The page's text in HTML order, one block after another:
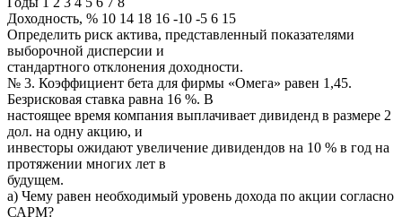
Доходность, % 10 14 18 16 -10 -5 6 15
Определить риск актива, представленный показателями
выборочной дисперсии и
стандартного отклонения доходности.
№ 3. Коэффициент бета для фирмы «Омега» равен 1,45.
Безрисковая ставка равна 16 %. В
настоящее время компания выплачивает дивиденд в размере 2
дол. на одну акцию, и
инвесторы ожидают увеличение дивидендов на 10 % в год на
протяжении многих лет в
будущем.
а) Чему равен необходимый уровень дохода по акции согласно
САРМ?